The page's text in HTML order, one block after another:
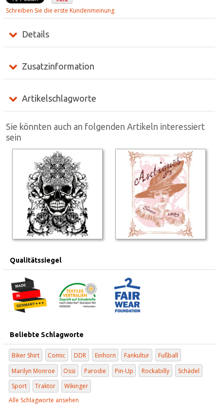
Schreiben Sie die erste Kundenmeinung
Details
Zusatzinformation
Artikelschlagworte
Sie könnten auch an folgenden Artikeln interessiert
sein
Qualitätssiegel
Beliebte Schlagworte
Biker Shirt Comic DDR Einhorn Fankultur
Fußball
Marilyn Monroe
Ossi Parodie Pin-Up Rockabilly
Schädel
Sport
Traktor
Wikinger
Alle Schlagworte ansehen